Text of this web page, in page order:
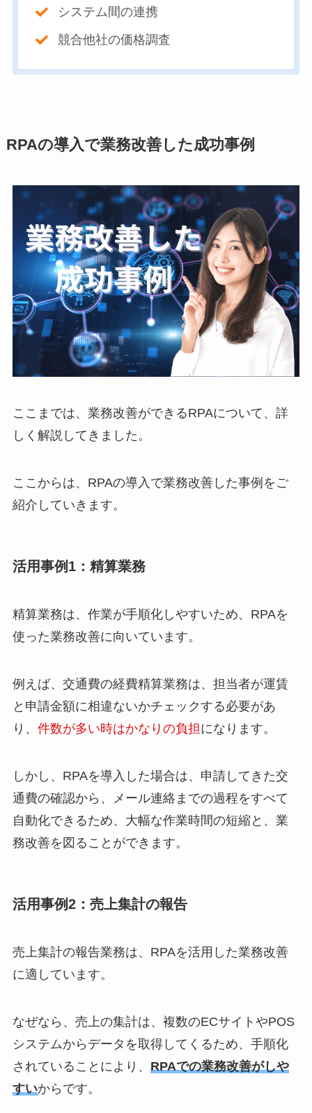
システム間の連携
競合他社の価格調査
RPAの導入で業務改善した成功事例
ここまでは、業務改善ができるRPAについて、詳
しく解説してきました。
ここからは、RPAの導入で業務改善した事例をご
紹介していきます。
活用事例1：精算業務
精算業務は、作業が手順化しやすいため、RPAを
使った業務改善に向いています。
例えば、交通費の経費精算業務は、担当者が運賃
と申請金額に相違ないかチェックする必要があ
り、 件数が多い時はかなりの負担になります。
しかし、RPAを導入した場合は、申請してきた交
通費の確認から、メール連絡までの過程をすべて
自動化できるため、大幅な作業時間の短縮と、業
務改善を図ることができます。
活用事例2：売上集計の報告
売上集計の報告業務は、RPAを活用した業務改善
に適しています。
なぜなら、売上の集計は、複数のECサイトやPOS
システムからデータを取得してくるため、手順化
されていることにより、 RPAでの業務改善がしや
すいからです。